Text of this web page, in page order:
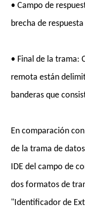
• Campo de
brecha de
• Final de la trama:
remota están
banderas que
En comparación
de la trama de
IDE del campo de
dos formatos de
"Identificador de